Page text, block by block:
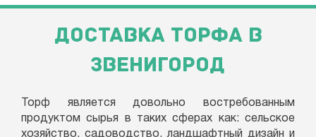
ДОСТАВКА ТОРФА В
ЗВЕНИГОРОД
Торф является довольно востребованным
продуктом сырья в таких сферах как: сельское
хозяйство, садоводство, ландшафтный дизайн и